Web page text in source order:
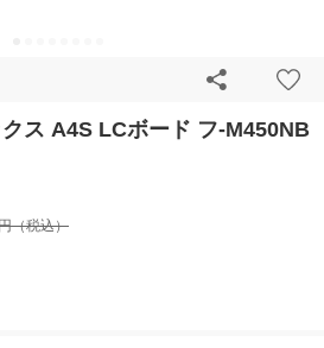
ス A4S LCボード フ-M450NB
（税込）